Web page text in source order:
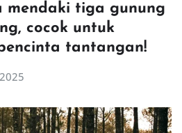
mendaki tiga gunung
cocok untuk
tantangan!